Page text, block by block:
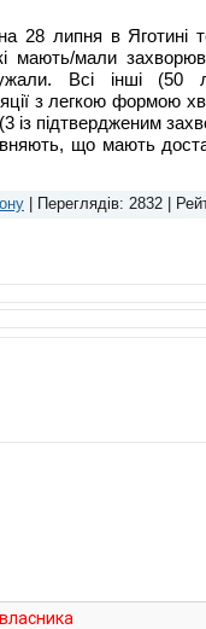
28 липня в Яготині
мають/мали
Всі інші (50
з легкою формою
із підтвердженим
що мають
Переглядів: 2832 |